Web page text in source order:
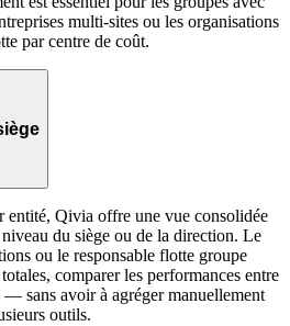
multi-sites ou les organisations
par centre de coût.
entité, Qivia offre une vue consolidée
du siège ou de la direction. Le
ou le responsable flotte groupe
comparer les performances entre
— sans avoir à agréger manuellement
outils.